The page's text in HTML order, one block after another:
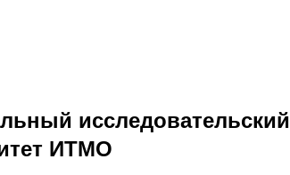
исследовательский
ИТМО